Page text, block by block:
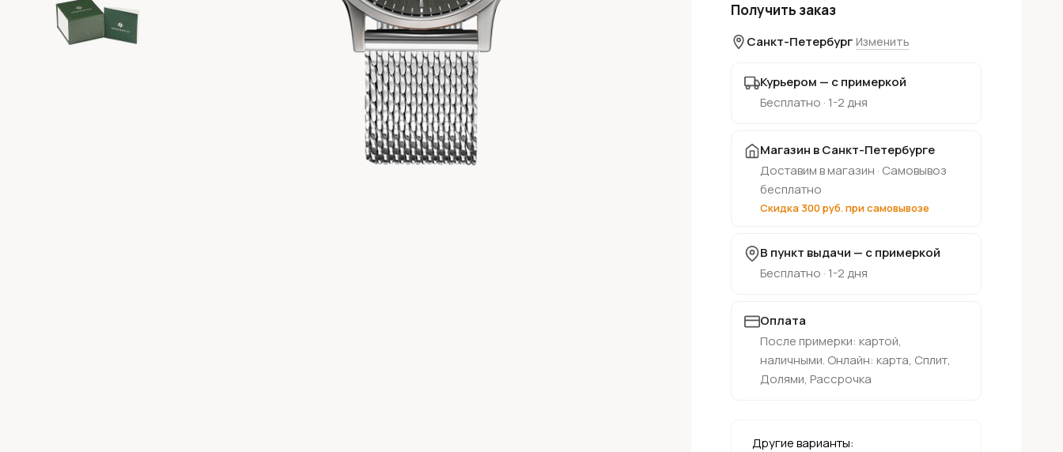
Получить заказ
Санкт-Петербург Изменить
Курьером — с примеркой
Бесплатно · 1-2 дня
Магазин в Санкт-Петербурге
Доставим в магазин · Самовывоз
бесплатно
Скидка 300 руб. при самовывозе
В пункт выдачи — с примеркой
Бесплатно · 1-2 дня
Оплата
После примерки: картой,
наличными. Онлайн: карта, Сплит,
Долями, Рассрочка
Другие варианты: